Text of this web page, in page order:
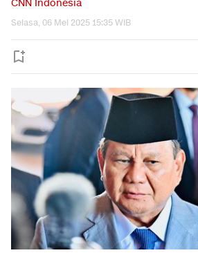
CNN Indonesia
Selasa, 06 Mei 2025 15:35 WIB